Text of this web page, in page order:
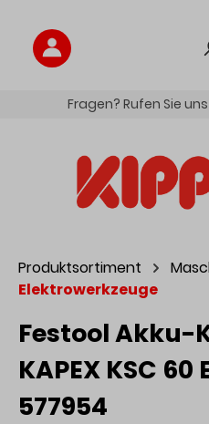
Fragen? Rufen Sie
Produktsortiment
Elektrowerkzeuge
Festool Akku-
KAPEX KSC 60
577954